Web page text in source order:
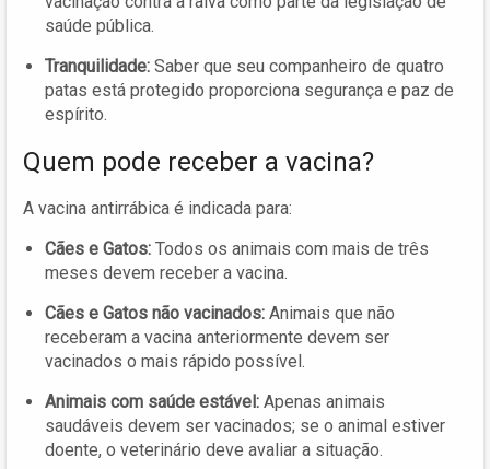
saúde pública.
Tranquilidade: Saber que seu companheiro de quatro
patas está protegido proporciona segurança e paz de
espírito.
Quem pode receber a vacina?
A vacina antirrábica é indicada para:
Cães e Gatos: Todos os animais com mais de três
meses devem receber a vacina.
Cães e Gatos não vacinados: Animais que não
receberam a vacina anteriormente devem ser
vacinados o mais rápido possível.
Animais com saúde estável: Apenas animais
saudáveis devem ser vacinados; se o animal estiver
doente, o veterinário deve avaliar a situação.